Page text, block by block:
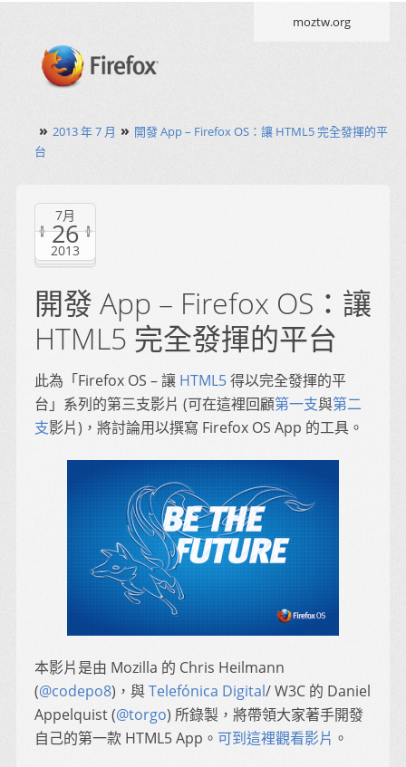
moztw.org
» 2013 年 7 月 » 開發 App – Firefox OS：讓 HTML5 完全發揮的平
台
7月
26
2013
開發 App – Firefox OS：讓
HTML5 完全發揮的平台
此為「Firefox OS – 讓 HTML5得以完全發揮的平
台」系列的第三支影片 (可在這裡回顧第一支與第二
支影片)，將討論用以撰寫 Firefox OS App 的工具。
本影片是由 Mozilla 的 Chris Heilmann
(@codepo8)，與Telefónica Digital/ W3C 的 Daniel
Appelquist (@torgo) 所錄製，將帶領大家著手開發
自己的第一款 HTML5 App。 可到這裡觀看影片 。